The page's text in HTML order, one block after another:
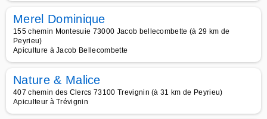
Merel Dominique
155 chemin Montesuie 73000 Jacob bellecombette (à 29 km de
Peyrieu)
Apiculture à Jacob Bellecombette
Nature & Malice
407 chemin des Clercs 73100 Trevignin (à 31 km de Peyrieu)
Apiculteur à Trévignin